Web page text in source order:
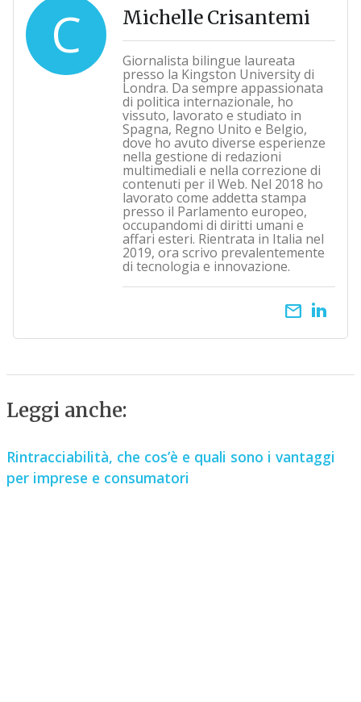
C Michelle Crisantemi
Giornalista bilingue laureata
presso la Kingston University di
Londra. Da sempre appassionata
di politica internazionale, ho
vissuto, lavorato e studiato in
Spagna, Regno Unito e Belgio,
dove ho avuto diverse esperienze
nella gestione di redazioni
multimediali e nella correzione di
contenuti per il Web. Nel 2018 ho
lavorato come addetta stampa
presso il Parlamento europeo,
occupandomi di diritti umani e
affari esteri. Rientrata in Italia nel
2019, ora scrivo prevalentemente
di tecnologia e innovazione.
email
Leggi anche:
Rintracciabilità, che cos’è e quali sono i vantaggi
per imprese e consumatori